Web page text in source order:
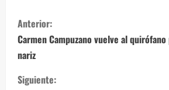
S
i
g
Anterior:
Carmen Campuzano vuelve al
nariz
Siguiente: